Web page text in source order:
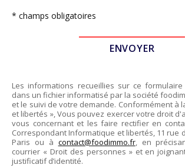
* champs obligatoires
Les informations recueillies sur ce
dans un fichier informatisé par la société
et le suivi de votre demande. Conformément à
et libertés », Vous pouvez exercer votre droit
vous concernant et les faire rectifier en
Correspondant Informatique et libertés, 11 rue
Paris ou à contact@foodimmo.fr, en
courrier « Droit des personnes » et en
justificatif d’identité.